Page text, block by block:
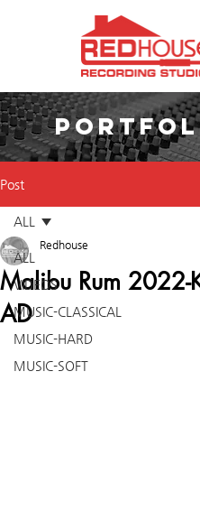
Post
ALL
VIDEOS
MUSIC-CLASSICAL
MUSIC-HARD
MUSIC-SOFT
ALL
Malibu Rum 2022-
AD
Redhouse